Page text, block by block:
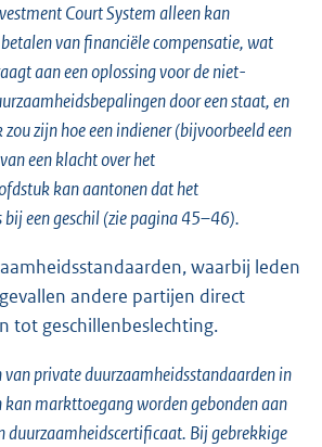
Court System alleen kan
van financiële compensatie, wat
aan een oplossing voor de niet-
door een staat, en
zijn hoe een indiener (bijvoorbeeld een
een klacht over het
kan aantonen dat het
bij een geschil (zie pagina 45–46).
waarbij leden
andere partijen direct
tot geschillenbeslechting.
van private duurzaamheidsstandaarden in
markttoegang worden gebonden aan
duurzaamheidscertificaat. Bij gebrekkige